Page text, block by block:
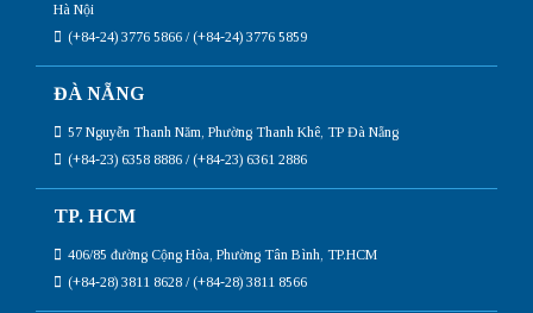
Hà Nội
(+84-24) 3776 5866 / (+84-24) 3776 5859
ĐÀ NẴNG
57 Nguyễn Thanh Năm, Phường Thanh Khê, TP Đà Nẵng
(+84-23) 6358 8886 / (+84-23) 6361 2886
TP. HCM
406/85 đường Cộng Hòa, Phường Tân Bình, TP.HCM
(+84-28) 3811 8628 / (+84-28) 3811 8566